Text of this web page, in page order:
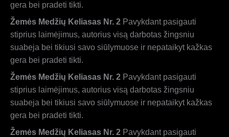
gera bei pradeti tikti.
Žemės Medžių Keliasas Nr. 2 Pavykdant pasigauti
stiprius laimėjimus, autorius visą darbotas žingsniu
suabeja bei tikiusi savo siūlymuose ir nepataikyt kažkas
gera bei pradeti tikti.
Žemės Medžių Keliasas Nr. 2 Pavykdant pasigauti
stiprius laimėjimus, autorius visą darbotas žingsniu
suabeja bei tikiusi savo siūlymuose ir nepataikyt kažkas
gera bei pradeti tikti.
Žemės Medžių Keliasas Nr. 2 Pavykdant pasigauti